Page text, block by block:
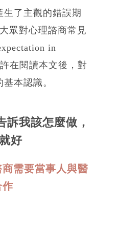
了主觀的錯誤期
眾對心理諮商常見
in
在閱讀本文後，對
本認識。
訴我該怎麼做，
好
需要當事人與醫
作